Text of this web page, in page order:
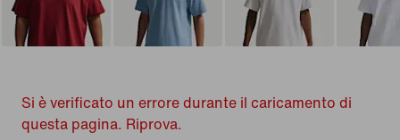
Si è verificato un errore durante il caricamento di
questa pagina. Riprova.